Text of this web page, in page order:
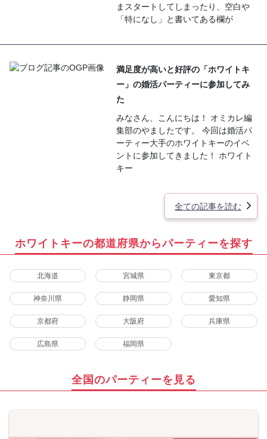
まスタートしてしまったり、空白や
「特になし」と書いてある欄が
満足度が高いと好評の「ホワイトキ
ー」の婚活パーティーに参加してみ
た
みなさん、こんにちは！ オミカレ編
集部のやましたです。 今回は婚活パ
ーティー大手のホワイトキーのイベ
ントに参加してきました！ ホワイト
キー
全ての記事を読む
ホワイトキーの都道府県からパーティーを探す
北海道 宮城県 東京都
神奈川県 静岡県 愛知県
京都府 大阪府 兵庫県
広島県 福岡県
全国のパーティーを見る